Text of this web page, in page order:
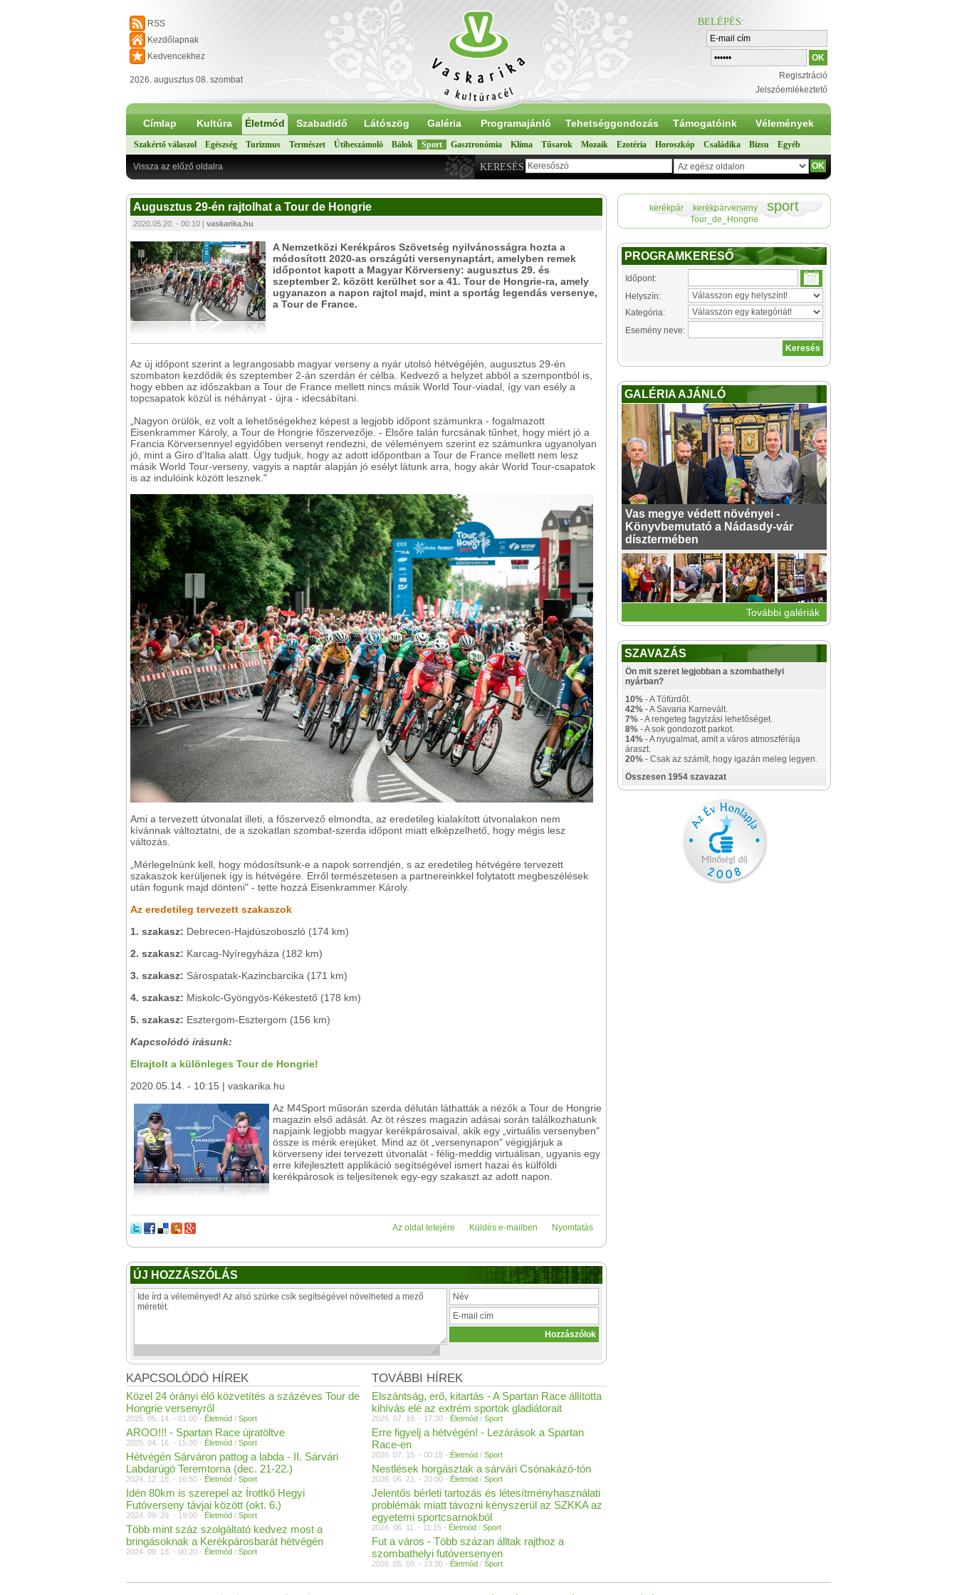
RSS
Kezdőlapnak
Kedvencekhez
2026. augusztus 08. szombat
BELÉPÉS:
Regisztráció
Jelszóemlékeztető
Címlap Kultúra Életmód Szabadidő Látószög Galéria Programajánló Tehetséggondozás Támogatóink Vélemények
Szakértő válaszol Egészség Turizmus Természet Útibeszámoló Bálok Sport Gasztronómia Klíma Tűsarok Mozaik Ezotéria Horoszkóp Családika Bizsu Egyéb
KERESÉS
Vissza az előző oldalra
Augusztus 29-én rajtolhat a Tour de Hongrie
2020.05.20. - 00:10 | vaskarika.hu
A Nemzetközi Kerékpáros Szövetség nyilvánosságra hozta a
módosított 2020-as országúti versenynaptárt, amelyben remek
időpontot kapott a Magyar Körverseny: augusztus 29. és
szeptember 2. között kerülhet sor a 41. Tour de Hongrie-ra, amely
ugyanazon a napon rajtol majd, mint a sportág legendás versenye,
a Tour de France.
Az új időpont szerint a legrangosabb magyar verseny a nyár utolsó hétvégéjén, augusztus 29-én
szombaton kezdődik és szeptember 2-án szerdán ér célba. Kedvező a helyzet abból a szempontból is,
hogy ebben az időszakban a Tour de France mellett nincs másik World Tour-viadal, így van esély a
topcsapatok közül is néhányat - újra - idecsábítani.
„Nagyon örülök, ez volt a lehetőségekhez képest a legjobb időpont számunkra - fogalmazott
Eisenkrammer Károly, a Tour de Hongrie főszervezője. - Elsőre talán furcsának tűnhet, hogy miért jó a
Francia Körversennyel egyidőben versenyt rendezni, de véleményem szerint ez számunkra ugyanolyan
jó, mint a Giro d'Italia alatt. Úgy tudjuk, hogy az adott időpontban a Tour de France mellett nem lesz
másik World Tour-verseny, vagyis a naptár alapján jó esélyt látunk arra, hogy akár World Tour-csapatok
is az indulóink között lesznek."
Ami a tervezett útvonalat illeti, a főszervező elmondta, az eredetileg kialakított útvonalakon nem
kívánnak változtatni, de a szokatlan szombat-szerda időpont miatt elképzelhető, hogy mégis lesz
változás.
„Mérlegelnünk kell, hogy módosítsunk-e a napok sorrendjén, s az eredetileg hétvégére tervezett
szakaszok kerüljenek így is hétvégére. Erről természetesen a partnereinkkel folytatott megbeszélések
után fogunk majd dönteni" - tette hozzá Eisenkrammer Károly.
Az eredetileg tervezett szakaszok
1. szakasz: Debrecen-Hajdúszoboszló (174 km)
2. szakasz: Karcag-Nyíregyháza (182 km)
3. szakasz: Sárospatak-Kazincbarcika (171 km)
4. szakasz: Miskolc-Gyöngyös-Kékestető (178 km)
5. szakasz: Esztergom-Esztergom (156 km)
Kapcsolódó írásunk:
Elrajtolt a különleges Tour de Hongrie!
2020.05.14. - 10:15 | vaskarika.hu
Az M4Sport műsorán szerda délután láthatták a nézők a Tour de Hongrie
magazin első adását. Az öt részes magazin adásai során találkozhatunk
napjaink legjobb magyar kerékpárosaival, akik egy „virtuális versenyben"
össze is mérik erejüket. Mind az öt „versenynapon" végigjárjuk a
körverseny idei tervezett útvonalát - félig-meddig virtuálisan, ugyanis egy
erre kifejlesztett applikáció segítségével ismert hazai és külföldi
kerékpárosok is teljesítenek egy-egy szakaszt az adott napon.
Nyomtatás
Küldés e-mailben
Az oldal tetejére
ÚJ HOZZÁSZÓLÁS
TOVÁBBI HÍREK
Elszántság, erő, kitartás - A Spartan Race állította
kihívás elé az extrém sportok gladiátorait
2026. 07. 19. - 17:30 - Életmód / Sport
Erre figyelj a hétvégén! - Lezárások a Spartan
Race-en
2026. 07. 15. - 00:15 - Életmód / Sport
Nestlések horgásztak a sárvári Csónakázó-tón
2026. 06. 21. - 20:00 - Életmód / Sport
Jelentős bérleti tartozás és létesítményhasználati
problémák miatt távozni kényszerül az SZKKA az
egyetemi sportcsarnokból
2026. 06. 11. - 11:15 - Életmód / Sport
Fut a város - Több százan álltak rajthoz a
szombathelyi futóversenyen
2026. 05. 09. - 13:30 - Életmód / Sport
KAPCSOLÓDÓ HÍREK
Közel 24 órányi élő közvetítés a százéves Tour de
Hongrie versenyről
2025. 05. 14. - 01:00 - Életmód / Sport
AROO!!! - Spartan Race újratöltve
2025. 04. 16. - 15:30 - Életmód / Sport
Hétvégén Sárváron pattog a labda - II. Sárvári
Labdarúgó Teremtorna (dec. 21-22.)
2024. 12. 18. - 16:50 - Életmód / Sport
Idén 80km is szerepel az Írottkő Hegyi
Futóverseny távjai között (okt. 6.)
2024. 09. 29. - 19:00 - Életmód / Sport
Több mint száz szolgáltató kedvez most a
bringásoknak a Kerékpárosbarát hétvégén
2024. 09. 18. - 00:20 - Életmód / Sport
kerékpár kerékpárverseny sport
Tour_de_Hongrie
PROGRAMKERESŐ
Időpont:
Helyszín:
Kategória:
Esemény neve:
GALÉRIA AJÁNLÓ
Vas megye védett növényei -
Könyvbemutató a Nádasdy-vár
dísztermében
További galériák
SZAVAZÁS
Ön mit szeret legjobban a szombathelyi
nyárban?
10% - A Tófürdőt.
42% - A Savaria Karnevált.
7% - A rengeteg fagyizási lehetőséget.
8% - A sok gondozott parkot.
14% - A nyugalmat, amit a város atmoszférája
áraszt.
20% - Csak az számít, hogy igazán meleg legyen.
Összesen 1954 szavazat